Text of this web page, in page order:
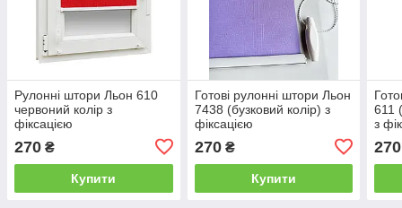
Рулонні штори Льон 610
червоний колір з
фіксацією
270 ₴
Купити
Готові рулонні штори Льон
7438 (бузковий колір) з
фіксацією
270₴
Купити
611
з
270